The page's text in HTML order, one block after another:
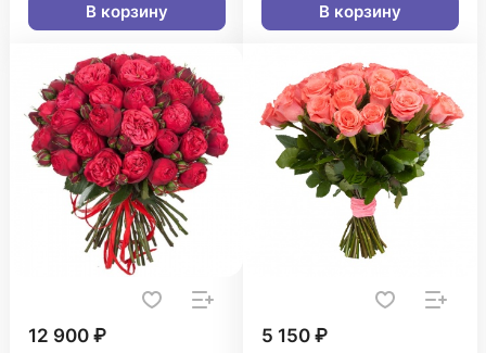
В корзину В корзину
12 900 ₽ 5 150 ₽